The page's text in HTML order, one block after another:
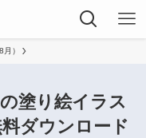
）
塗り絵イラス
ダウンロード